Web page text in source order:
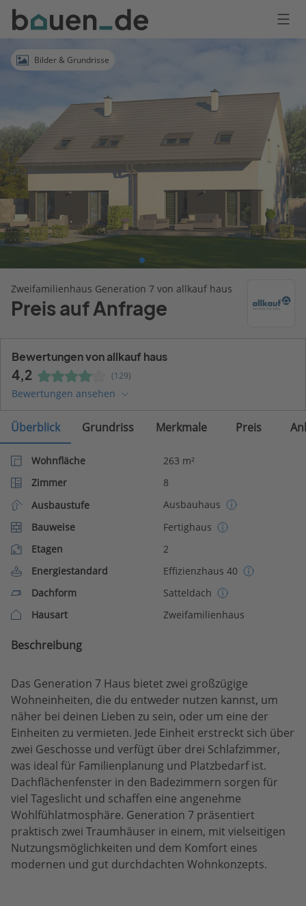
Bauen
Logo
AnmeldenBilder & Grundrisse
Zweifamilienhaus Generation 7 von allkauf haus
Preis auf Anfrage
Bewertungen von allkauf haus
4,2 (129)
Bewertungen ansehen
Überblick Grundriss Merkmale Preis
Wohnfläche
263 m²
Zimmer
8
Ausbaustufe
Ausbauhaus
Bauweise
Fertighaus
Etagen
2
Energiestandard
Effizienzhaus 40
Dachform
Satteldach
Hausart
Zweifamilienhaus
Beschreibung
Das Generation 7 Haus bietet zwei großzügige
Wohneinheiten, die du entweder nutzen kannst, um
näher bei deinen Lieben zu sein, oder um eine der
Einheiten zu vermieten. Jede Einheit erstreckt sich über
zwei Geschosse und verfügt über drei Schlafzimmer,
was ideal für Familienplanung und Platzbedarf ist.
Dachflächenfenster in den Badezimmern sorgen für
viel Tageslicht und schaffen eine angenehme
Wohlfühlatmosphäre. Generation 7 präsentiert
praktisch zwei Traumhäuser in einem, mit vielseitigen
Nutzungsmöglichkeiten und dem Komfort eines
modernen und gut durchdachten Wohnkonzepts.